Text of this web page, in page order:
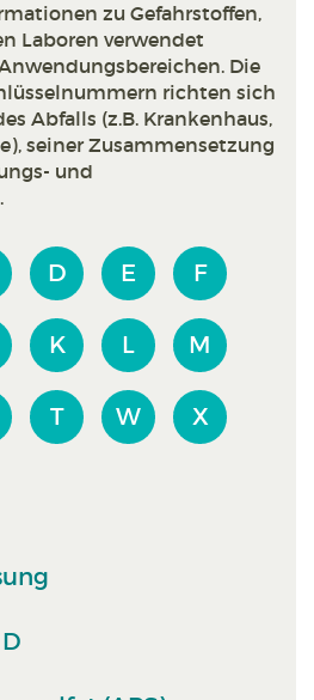
zu Gefahrstoffen,
Laboren verwendet
Die
richten sich
Abfalls (z.B. Krankenhaus,
seiner Zusammensetzung
und
D E F
K L M
T W X